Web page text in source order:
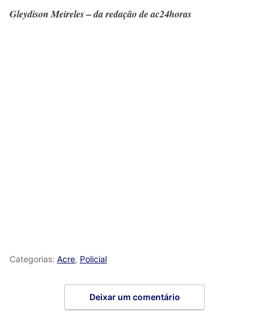
Gleydison Meireles – da redação de ac24horas
Categorias: Acre, Policial
Deixar um comentário